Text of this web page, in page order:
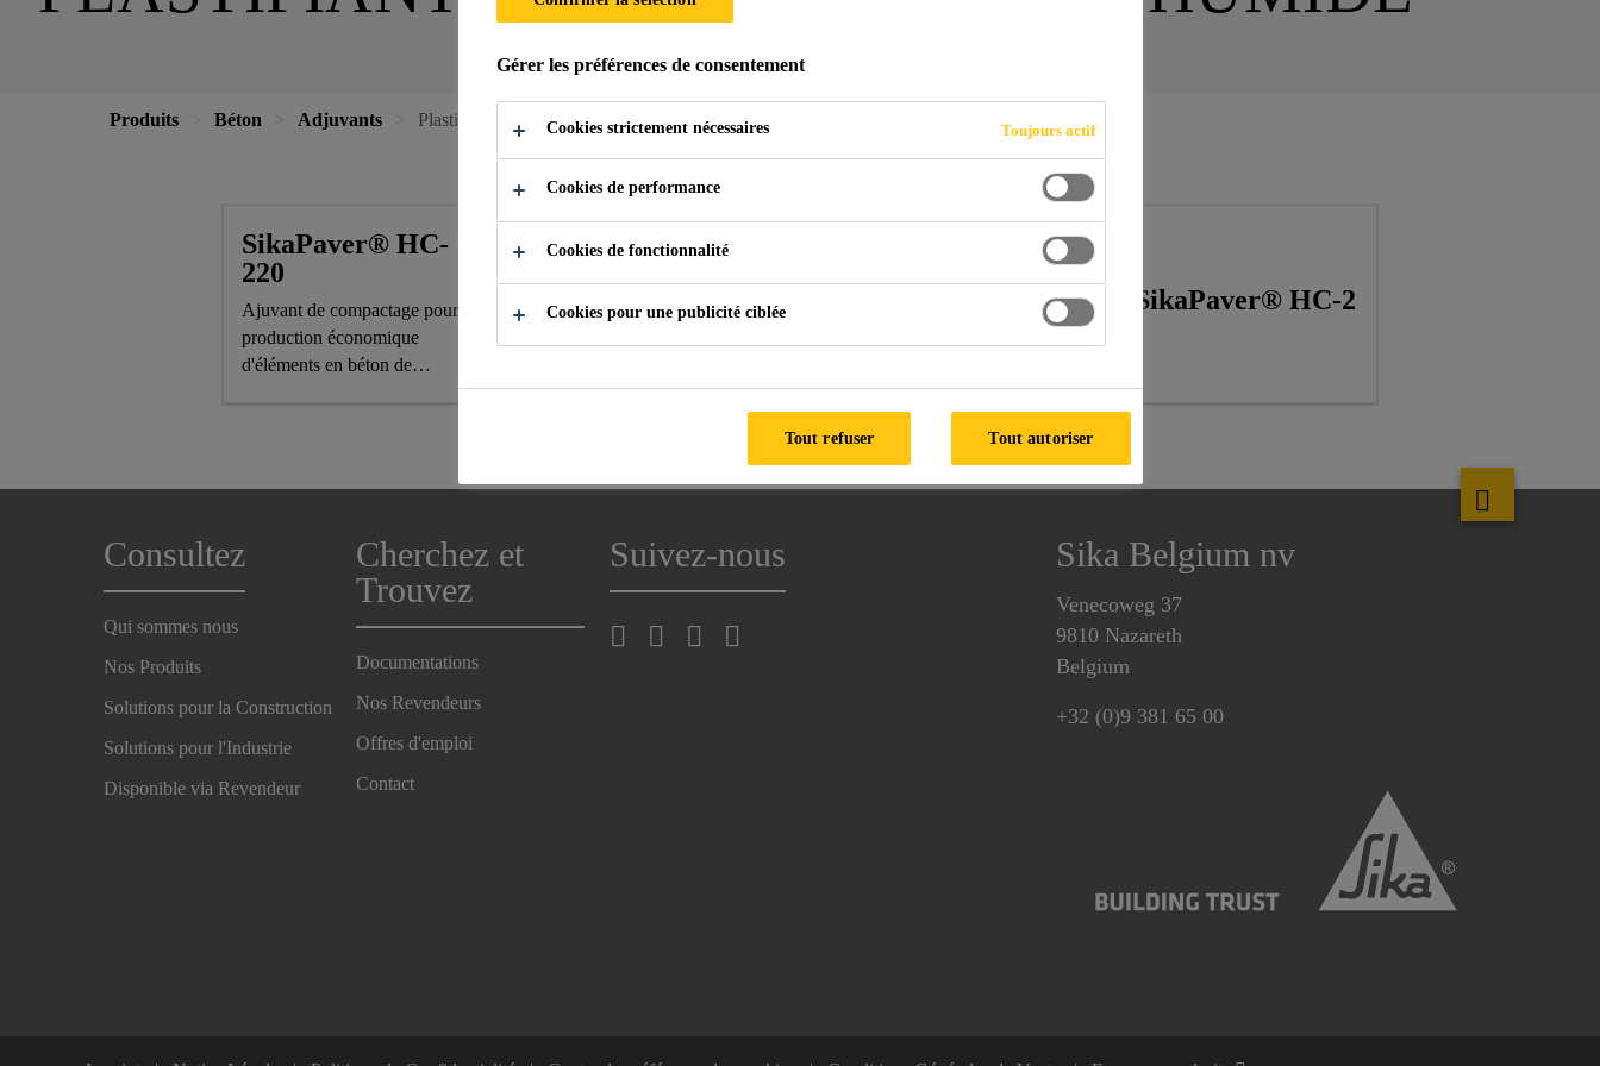
Produits Béton Adjuvants Plastifiant pour béton terre-humide
SikaPaver® HC-
220
Ajuvant de compactage pour
production économique
d'éléments en béton de
SikaPaver® HC-
ADDITIF POUR
BÉTON SEMI-SEC, AVEC
SikaPaver® HC-
AIDE DE COMPACTAGE
DE TERRE HUMIDE
SikaPaver® HC-2
Consultez
Qui sommes nous
Nos Produits
Solutions pour la Construction
Solutions pour l'Industrie
Disponible via Revendeur
Cherchez et
Trouvez
Documentations
Nos Revendeurs
Offres d'emploi
Contact
Suivez-nous Sika Belgium nv
Venecoweg 37
9810 Nazareth
Belgium
+32 (0)9 381 65 00
Gérer les préférences de consentement
Cookies strictement nécessaires Toujours actif
Cookies de performance
Cookies de fonctionnalité
Cookies pour une publicité ciblée
Tout refuser Tout autoriser